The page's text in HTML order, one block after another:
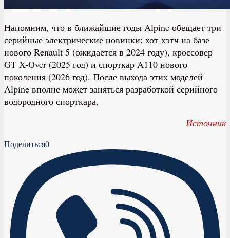
Напомним, что в ближайшие годы Alpine обещает три
серийные электрические новинки: хот-хэтч на базе
нового Renault 5 (ожидается в 2024 году), кроссовер
GT X-Over (2025 год) и спорткар A110 нового
поколения (2026 год). После выхода этих моделей
Alpine вполне может заняться разработкой серийного
водородного спорткара.
Источник
Поделиться0